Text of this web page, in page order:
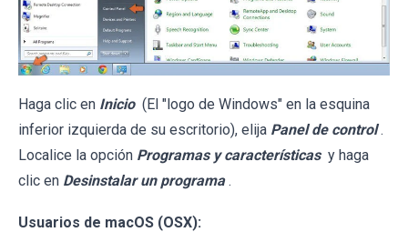
Haga clic en Inicio (El "logo de Windows" en la esquina
inferior izquierda de su escritorio), elija Panel de control .
Localice la opción Programas y características y haga
clic en Desinstalar un programa .
Usuarios de macOS (OSX):